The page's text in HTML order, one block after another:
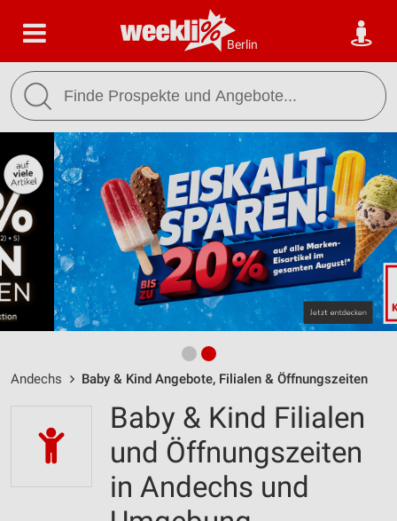
Berlin
Andechs Baby & Kind Angebote, Filialen & Öffnungszeiten
Baby & Kind Filialen
und Öffnungszeiten
in Andechs und